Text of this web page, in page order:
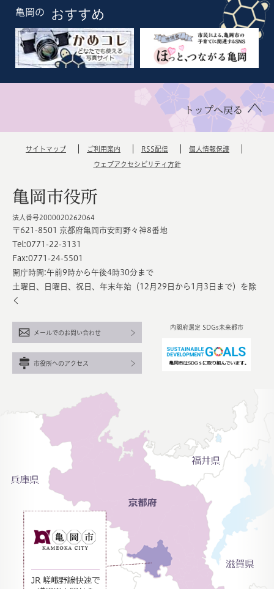
亀岡の おすすめ
トップへ戻る
サイトマップ ご利用案内 RSS配信 個人情報保護
ウェブアクセシビリティ方針
亀岡市役所
法人番号2000020262064
〒621-8501 京都府亀岡市安町野々神8番地
Tel:0771-22-3131
Fax:0771-24-5501
開庁時間:午前9時から午後4時30分まで
土曜日、日曜日、祝日、年末年始（12月29日から1月3日まで）を除
く
内閣府選定 SDGs未来都市
メールでのお問い合わせ
市役所へのアクセス